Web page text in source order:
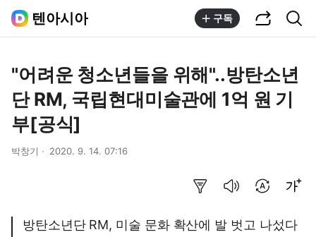
텐아시아 구독
"어려운 청소년들을 위해"..방탄소년
단 RM, 국립현대미술관에 1억 원 기
부[공식]
박창기 2020. 9. 14. 07:16
방탄소년단 RM, 미술 문화 확산에 발 벗고 나섰다